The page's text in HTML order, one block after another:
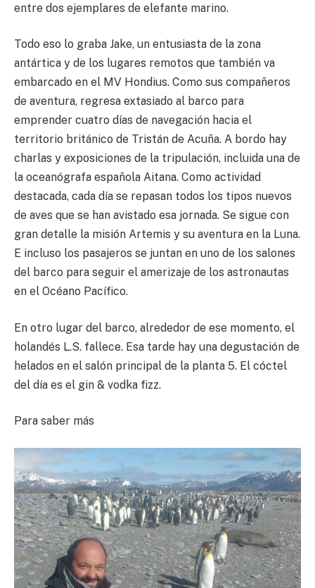
entre dos ejemplares de elefante marino.
Todo eso lo graba Jake, un entusiasta de la zona
antártica y de los lugares remotos que también va
embarcado en el MV Hondius. Como sus compañeros
de aventura, regresa extasiado al barco para
emprender cuatro días de navegación hacia el
territorio británico de Tristán de Acuña. A bordo hay
charlas y exposiciones de la tripulación, incluida una de
la oceanógrafa española Aitana. Como actividad
destacada, cada día se repasan todos los tipos nuevos
de aves que se han avistado esa jornada. Se sigue con
gran detalle la misión Artemis y su aventura en la Luna.
E incluso los pasajeros se juntan en uno de los salones
del barco para seguir el amerizaje de los astronautas
en el Océano Pacífico.
En otro lugar del barco, alrededor de ese momento, el
holandés L.S. fallece. Esa tarde hay una degustación de
helados en el salón principal de la planta 5. El cóctel
del día es el gin & vodka fizz.
Para saber más